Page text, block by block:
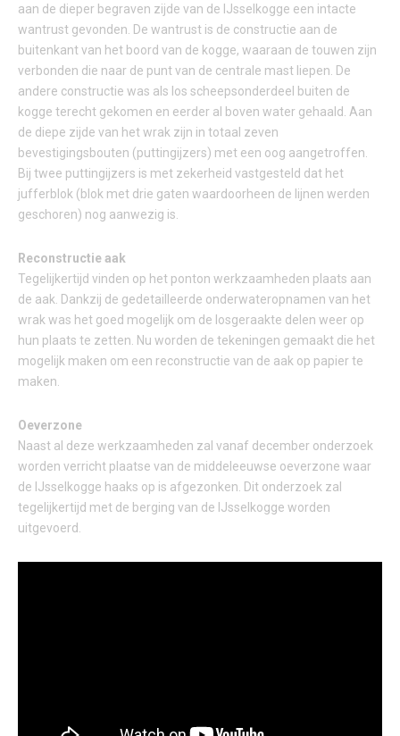
aan de dieper begraven zijde van de IJsselkogge een intacte
wantrust gevonden. De wantrust is de constructie aan de
buitenkant van het boord van de kogge, waaraan de touwen zijn
verbonden die naar de punt van de centrale mast liepen. De
andere constructie was als los scheepsonderdeel buiten de
kogge terecht gekomen en eerder al boven water gehaald. Aan
de diepe zijde van het wrak zijn in totaal zeven
bevestigingsbouten (puttingijzers) met een oog aangetroffen.
Bij twee puttingijzers is met zekerheid vastgesteld dat het
jufferblok (blok met drie gaten waardoorheen de lijnen werden
geschoren) nog aanwezig is.
Reconstructie aak
Tegelijkertijd vinden op het ponton werkzaamheden plaats aan
de aak. Dankzij de gedetailleerde onderwateropnamen van het
wrak was het goed mogelijk om de losgeraakte delen weer op
hun plaats te zetten. Nu worden de tekeningen gemaakt die het
mogelijk maken om een reconstructie van de aak op papier te
maken.
Oeverzone
Naast al deze werkzaamheden zal vanaf december onderzoek
worden verricht plaatse van de middeleeuwse oeverzone waar
de IJsselkogge haaks op is afgezonken. Dit onderzoek zal
tegelijkertijd met de berging van de IJsselkogge worden
uitgevoerd.